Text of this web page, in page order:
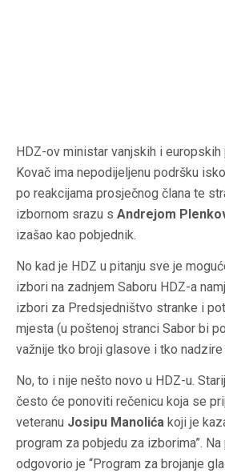
HDZ-ov ministar vanjskih i
Kovač ima nepodijeljenu podršku
po reakcijama prosječnog člana te
izbornom srazu s Andrejom
izašao kao pobjednik.
No kad je HDZ u pitanju sve je
izbori na zadnjem Saboru HDZ-a
izbori za Predsjedništvo stranke i
mjesta (u poštenoj stranci Sabor bi
važnije tko broji glasove i tko
No, to i nije nešto novo u HDZ-u.
često će ponoviti rečenicu koja se
veteranu Josipu Manolića koji je
program za pobjedu za izborima”.
odgovorio je “Program za brojanje